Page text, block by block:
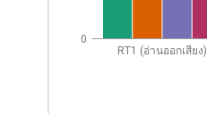
RT1 (อ่านออกเสียง)
0